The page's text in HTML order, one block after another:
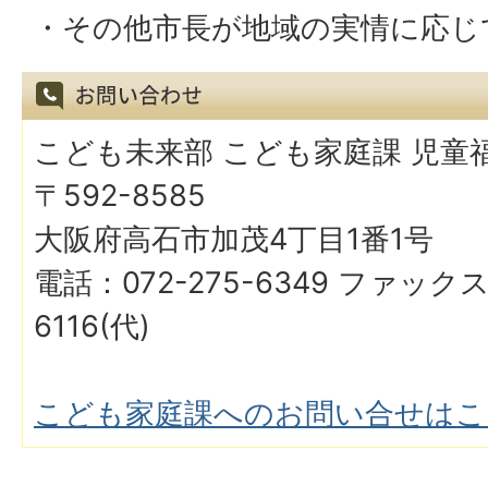
・その他市長が地域の実情に応
こども未来部 こども家庭課 児童
〒592-8585
大阪府高石市加茂4丁目1番1号
電話：072-275-6349 ファック
6116(代)
こども家庭課へのお問い合せは